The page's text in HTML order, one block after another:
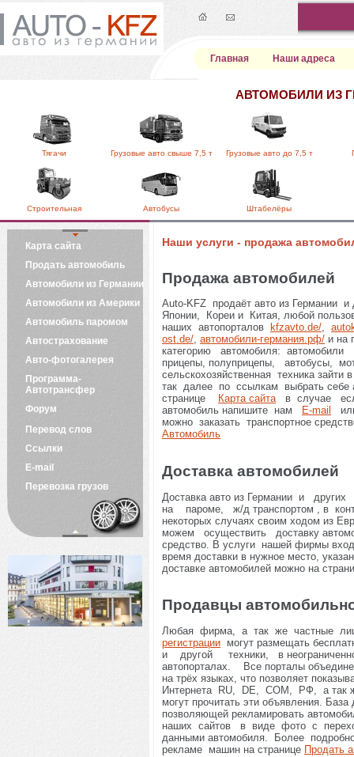
Главная Наши адреса
АВТОМОБИЛИ ИЗ
Тягачи Грузовые авто свыше 7,5 т Грузовые авто до 7,5 т
Строительная Автобусы Штабелёры
Карта сайта
Продать автомобиль
Автомобили из Германии
Автомобили из Америки
Автомобиль паромом
Автострахование
Авто-фотогалерея
Программа-
Автотрансфер
Форум
Перевод слов
Ссылки
E-mail
Перевозка грузов
Наши услуги - продажа
Продажа автомобилей
Auto-KFZ продаёт авто из Германии
Японии, Кореи и Китая, любой
наших автопорталов
kfzavto.de/,
ost.de/, автомобили-германия.рф/ и на
категорию автомобиля:
прицепы, полуприцепы, автобусы,
сельскохозяйственная техника
так далее по ссылкам выбрать
странице
Карта сайтав случае
автомобиль напишите нам
E-mail
можно заказать транспортное
Автомобиль
Доставка автомобилей
Доставка авто из Германии и
на пароме, ж/д транспортом , в
некоторых случаях своим ходом из
можем осуществить доставку
средство. В услуги нашей фирмы
время доставки в нужное место,
доставке автомобилей можно на
Продавцы
Любая фирма, а так же частные
регистрации могут размещать
и другой техники, в
автопорталах. Все порталы
на трёх языках, что позволяет
Интернета RU, DE, COM, РФ, а
могут прочитать эти объявления.
позволяющей рекламировать
наших сайтов в виде фото с
данными автомобиля. Более
рекламе машин на странице Продать